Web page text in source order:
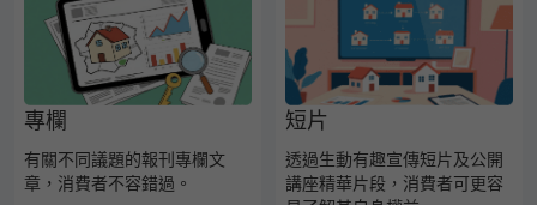
專欄
有關不同議題的報刊專欄文
章，消費者不容錯過。
短片
透過生動有趣宣傳短片及公開
講座精華片段，消費者可更容